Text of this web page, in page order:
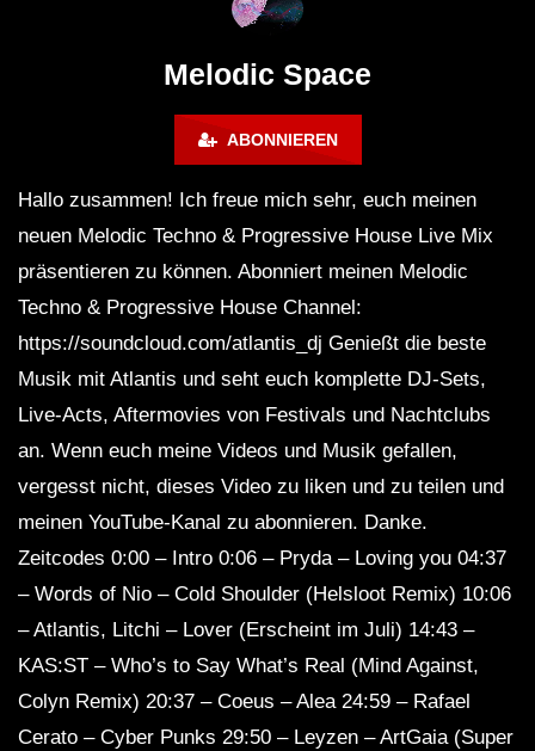
Melodic Space
ABONNIEREN
Hallo zusammen! Ich freue mich sehr, euch meinen
neuen Melodic Techno & Progressive House Live Mix
präsentieren zu können. Abonniert meinen Melodic
Techno & Progressive House Channel:
https://soundcloud.com/atlantis_dj Genießt die beste
Musik mit Atlantis und seht euch komplette DJ-Sets,
Live-Acts, Aftermovies von Festivals und Nachtclubs
an. Wenn euch meine Videos und Musik gefallen,
vergesst nicht, dieses Video zu liken und zu teilen und
meinen YouTube-Kanal zu abonnieren. Danke.
Zeitcodes 0:00 – Intro 0:06 – Pryda – Loving you 04:37
– Words of Nio – Cold Shoulder (Helsloot Remix) 10:06
– Atlantis, Litchi – Lover (Erscheint im Juli) 14:43 –
KAS:ST – Who’s to Say What’s Real (Mind Against,
Colyn Remix) 20:37 – Coeus – Alea 24:59 – Rafael
Cerato – Cyber ​​Punks 29:50 – Leyzen – ArtGaia (Super